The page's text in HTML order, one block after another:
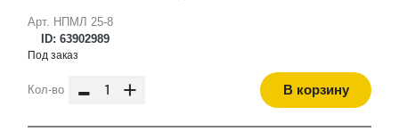
Арт. НПМЛ 25-8
ID: 63902989
Под заказ
Кол-во - + В корзину